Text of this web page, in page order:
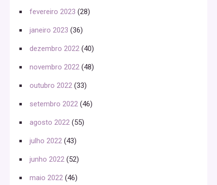
fevereiro 2023 (28)
janeiro 2023 (36)
dezembro 2022 (40)
novembro 2022 (48)
outubro 2022 (33)
setembro 2022 (46)
agosto 2022 (55)
julho 2022 (43)
junho 2022 (52)
maio 2022 (46)